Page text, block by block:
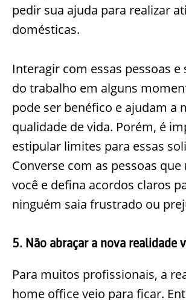
pedir sua ajuda para realizar
domésticas.
Interagir com essas pessoas e
do trabalho em alguns
pode ser benéfico e ajudam a
qualidade de vida. Porém, é
estipular limites para essas
Converse com as pessoas
você e defina acordos claros
ninguém saia frustrado ou
5. Não abraçar a nova realidade
Para muitos profissionais, a
home office veio para ficar.